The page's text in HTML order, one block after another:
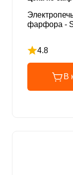
фарфора -
4.8
Рейтинг 4.8
В